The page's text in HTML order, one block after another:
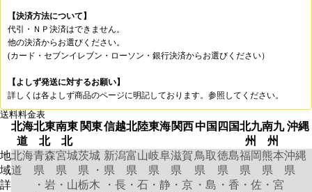
【決済方法について】
代引・ＮＰ決済はできません。
他の決済からお選びください。
(カード・セブンイレブン・ローソン・銀行決済からお選びください）
【よしず発送に対するお願い】
詳しくは各よしず商品のページに明記しております。参照してください。
送料料金表
北海
道
北東
北
南東
北
関東信越北陸東海関西中国 四国北九
州
南九
州
沖縄
地
域
詳
北海
道
青森
県
・岩
宮城
県
・山
茨城
県 ・
栃木
新潟
県
・長
富山
県
・石
岐阜
県
・静
滋賀
県
・京
鳥取
県
・島
徳島
県
・香
福岡
県
・佐
熊本
県
・宮
沖縄
県